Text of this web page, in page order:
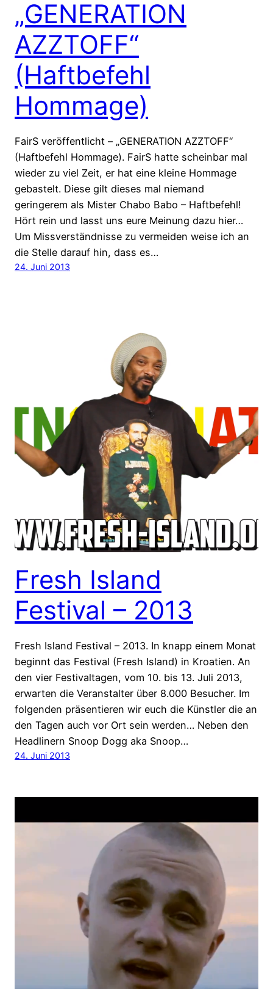
„GENERATION
AZZTOFF“
(Haftbefehl
Hommage)
FairS veröffentlicht – „GENERATION AZZTOFF“
(Haftbefehl Hommage). FairS hatte scheinbar mal
wieder zu viel Zeit, er hat eine kleine Hommage
gebastelt. Diese gilt dieses mal niemand
geringerem als Mister Chabo Babo – Haftbefehl!
Hört rein und lasst uns eure Meinung dazu hier…
Um Missverständnisse zu vermeiden weise ich an
die Stelle darauf hin, dass es…
24. Juni 2013
Fresh Island
Festival – 2013
Fresh Island Festival – 2013. In knapp einem Monat
beginnt das Festival (Fresh Island) in Kroatien. An
den vier Festivaltagen, vom 10. bis 13. Juli 2013,
erwarten die Veranstalter über 8.000 Besucher. Im
folgenden präsentieren wir euch die Künstler die an
den Tagen auch vor Ort sein werden… Neben den
Headlinern Snoop Dogg aka Snoop…
24. Juni 2013